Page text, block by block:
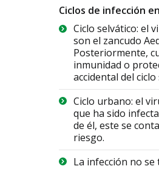
Ciclos de infección
Ciclo selvático: el
son el zancudo
Posteriormente,
inmunidad o
accidental del ciclo
Ciclo urbano: el
que ha sido
de él, este se
riesgo.
La infección no